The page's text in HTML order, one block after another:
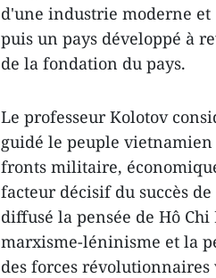
d'une industrie moderne
puis un pays développé à
de la fondation du pays.
Le professeur Kolotov
guidé le peuple
fronts militaire,
facteur décisif du succès
diffusé la pensée de Hô
marxisme-léninisme et la
des forces